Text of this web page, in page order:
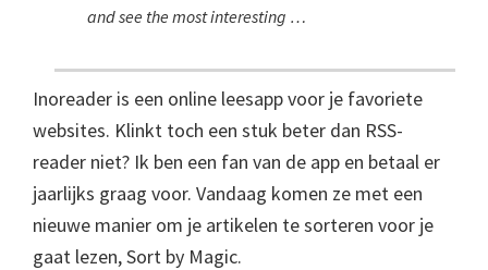
and see the most interesting …
Inoreader is een online leesapp voor je favoriete
websites. Klinkt toch een stuk beter dan RSS-
reader niet? Ik ben een fan van de app en betaal er
jaarlijks graag voor. Vandaag komen ze met een
nieuwe manier om je artikelen te sorteren voor je
gaat lezen, Sort by Magic.